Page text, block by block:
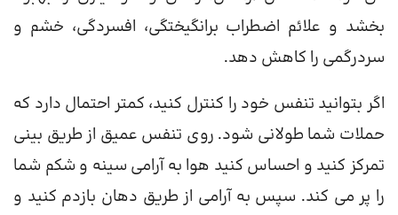
بخشد و علائم اضطراب برانگیختگی، افسردگی، خشم و
سردرگمی را کاهش دهد.
اگر بتوانید تنفس خود را کنترل کنید، کمتر احتمال دارد که
حملات شما طولانی شود. روی تنفس عمیق از طریق بینی
تمرکز کنید و احساس کنید هوا به آرامی سینه و شکم شما
را پر می کند. سپس به آرامی از طریق دهان بازدم کنید و